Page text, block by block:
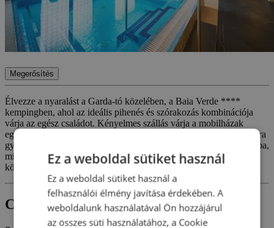
Megerősítés
Élvezze a nyaralást a Garda-tó közelében, a Baia Verde ****
kempingben, ahol az ideális pihenés és szórakozás kombinációja
várja az egész családot. Kényelmes szállás várja a mobilházak
egyikében, ellazulhat a kültéri medencében, animációs programokra
gyerekeknek és felnőtteknek. Kiránduljon olyan festői kisvárosokba,
mint Sirmione, vagy élvezze a fürdőzést és a vízi sportokat
közvetlenül a tónál.
Csomagtartalom
Ez a weboldal sütiket használ
Ez a weboldal sütiket használ a
felhasználói élmény javítása érdekében. A
weboldalunk használatával Ön hozzájárul
az összes süti használatához, a Cookie